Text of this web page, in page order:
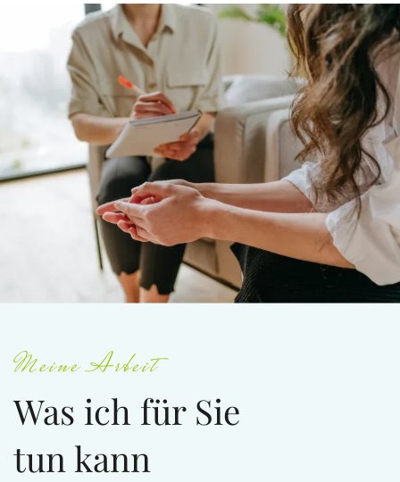
Meine Arbeit
Was ich für Sie
tun kann